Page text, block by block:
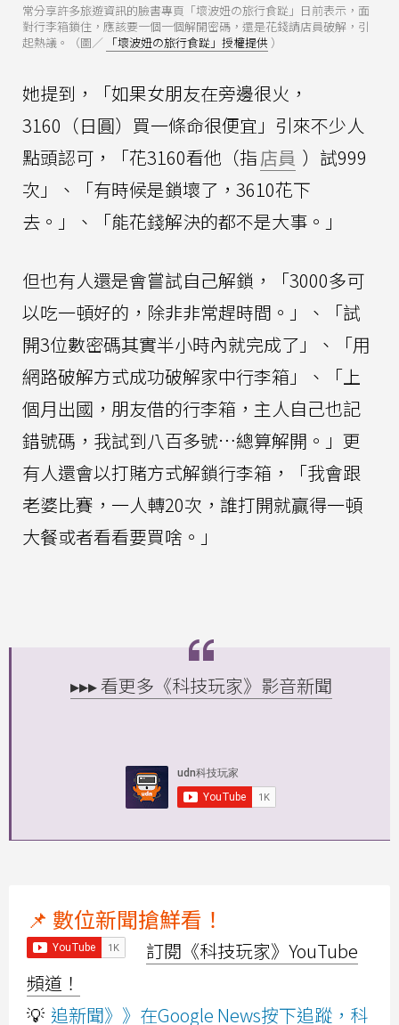
常分享許多旅遊資訊的臉書專頁「壞波妞の旅行食踨」日前表示，面
對行李箱鎖住，應該要一個一個解開密碼，還是花錢請店員破解，引
起熱議。（圖／ 「壞波妞の旅行食踨」授權提供 ）
她提到，「如果女朋友在旁邊很火，
3160（日圓）買一條命很便宜」引來不少人
點頭認可，「花3160看他（指店員 ）試999
次」、「有時候是鎖壞了，3610花下
去。」、「能花錢解決的都不是大事。」
但也有人還是會嘗試自己解鎖，「3000多可
以吃一頓好的，除非非常趕時間。」、「試
開3位數密碼其實半小時內就完成了」、「用
網路破解方式成功破解家中行李箱」、「上
個月出國，朋友借的行李箱，主人自己也記
錯號碼，我試到八百多號…總算解開。」更
有人還會以打賭方式解鎖行李箱，「我會跟
老婆比賽，一人轉20次，誰打開就贏得一頓
大餐或者看看要買啥。」
▸▸▸ 看更多《科技玩家》影音新聞
📌 數位新聞搶鮮看！
訂閱《科技玩家》YouTube
頻道！
💡 追新聞》》在Google News按下追蹤，科